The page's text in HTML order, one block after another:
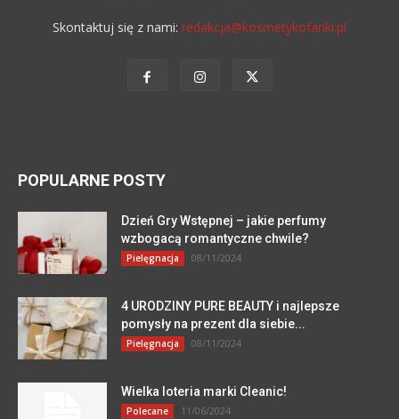
Skontaktuj się z nami: redakcja@kosmetykofanki.pl
POPULARNE POSTY
Dzień Gry Wstępnej – jakie perfumy
wzbogacą romantyczne chwile?
Pielęgnacja 08/11/2024
4 URODZINY PURE BEAUTY i najlepsze
pomysły na prezent dla siebie...
Pielęgnacja 08/11/2024
Wielka loteria marki Cleanic!
Polecane 11/06/2024